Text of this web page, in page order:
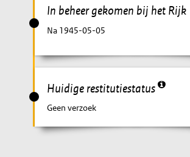
In beheer gekomen bij het Rijk
Na 1945-05-05
Huidige restitutiestatus
Geen verzoek